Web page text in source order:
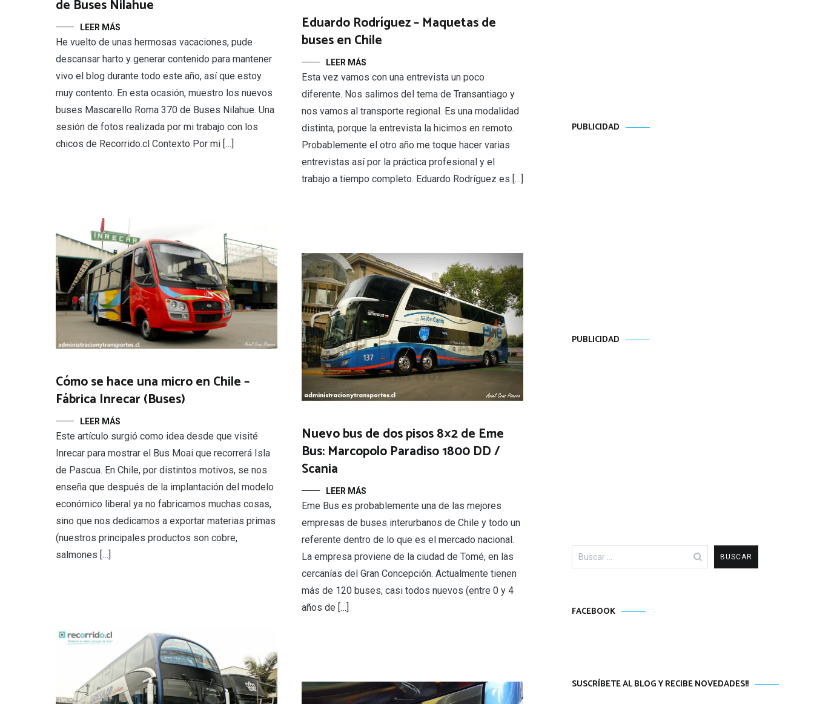
de Buses Nilahue
LEER MÁS
He vuelto de unas hermosas vacaciones, pude
descansar harto y generar contenido para mantener
vivo el blog durante todo este año, así que estoy
muy contento. En esta ocasión, muestro los nuevos
buses Mascarello Roma 370 de Buses Nilahue. Una
sesión de fotos realizada por mi trabajo con los
chicos de Recorrido.cl Contexto Por mi […]
Eduardo Rodríguez – Maquetas de
buses en Chile
LEER MÁS
Esta vez vamos con una entrevista un poco
diferente. Nos salimos del tema de Transantiago y
nos vamos al transporte regional. Es una modalidad
distinta, porque la entrevista la hicimos en remoto.
Probablemente el otro año me toque hacer varias
entrevistas así por la práctica profesional y el
trabajo a tiempo completo. Eduardo Rodríguez es […]
Cómo se hace una micro en Chile –
Fábrica Inrecar (Buses)
LEER MÁS
Este artículo surgió como idea desde que visité
Inrecar para mostrar el Bus Moai que recorrerá Isla
de Pascua. En Chile, por distintos motivos, se nos
enseña que después de la implantación del modelo
económico liberal ya no fabricamos muchas cosas,
sino que nos dedicamos a exportar materias primas
(nuestros principales productos son cobre,
salmones […]
Nuevo bus de dos pisos 8×2 de Eme
Bus: Marcopolo Paradiso 1800 DD /
Scania
LEER MÁS
Eme Bus es probablemente una de las mejores
empresas de buses interurbanos de Chile y todo un
referente dentro de lo que es el mercado nacional.
La empresa proviene de la ciudad de Tomé, en las
cercanías del Gran Concepción. Actualmente tienen
más de 120 buses, casi todos nuevos (entre 0 y 4
años de […]
PUBLICIDAD
PUBLICIDAD
Buscar:
FACEBOOK
SUSCRÍBETE AL BLOG Y RECIBE NOVEDADES!!